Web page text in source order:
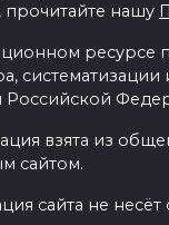
прочитайте нашу
ресурсе
Российской
взята из
сайтом.
сайта не несёт